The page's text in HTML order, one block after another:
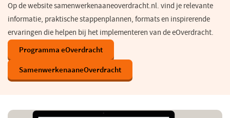
Op de website samenwerkenaaneoverdracht.nl. vind je relevante
informatie, praktische stappenplannen, formats en inspirerende
ervaringen die helpen bij het implementeren van de eOverdracht.
Programma eOverdracht
SamenwerkenaaneOverdracht(opent
in